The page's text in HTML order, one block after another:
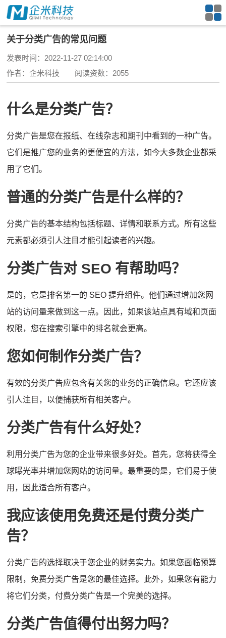
关于分类广告的常见问题
发表时间：2022-11-27 02:14:00
作者：企米科技 阅读资数：2055
什么是分类广告？
分类广告是您在报纸、在线杂志和期刊中看到的一种广告。
它们是推广您的业务的更便宜的方法，如今大多数企业都采
用了它们。
普通的分类广告是什么样的？
分类广告的基本结构包括标题、详情和联系方式。 所有这些
元素都必须引人注目才能引起读者的兴趣。
分类广告对 SEO 有帮助吗？
是的，它是排名第一的 SEO 提升组件。他们通过增加您网
站的访问量来做到这一点。
因此，如果该站点具有域和页面
权限，您在搜索引擎中的排名就会更高。
您如何制作分类广告？
有效的分类广告应包含有关您的业务的正确信息。 它还应该
引人注目，以便捕获所有相关客户。
分类广告有什么好处？
利用分类广告为您的企业带来很多好处。首先，您将获得全
球曝光率并增加您网站的访问量。最重要的是，它们易于使
用，因此适合所有客户。
我应该使用免费还是付费分类广
告？
分类广告的选择取决于您企业的财务实力。如果您面临预算
限制，免费分类广告是您的最佳选择。 此外，如果您有能力
将它们分类，付费分类广告是一个完美的选择。
分类广告值得付出努力吗？